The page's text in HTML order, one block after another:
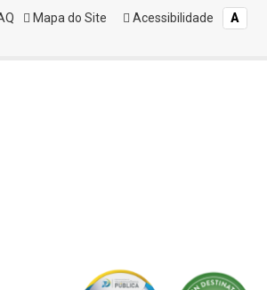
Mapa do Site Acessibilidade
A